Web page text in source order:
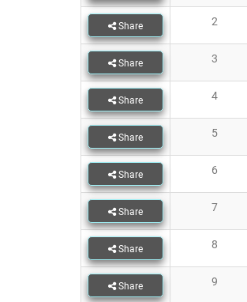
Share 2
Share 3
Share 4
Share 5
Share 6
Share 7
Share 8
Share 9